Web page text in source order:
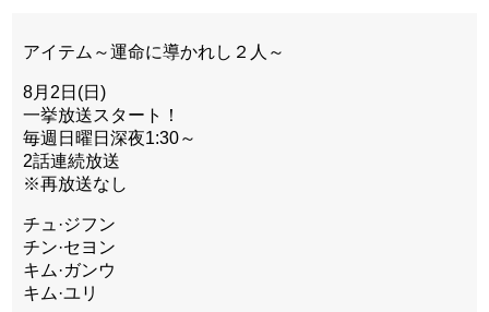
アイテム～運命に導かれし２人～
8月2日(日)
一挙放送スタート！
毎週日曜日深夜1:30～
2話連続放送
※再放送なし
チュ·ジフン
チン·セヨン
キム·ガンウ
キム·ユリ